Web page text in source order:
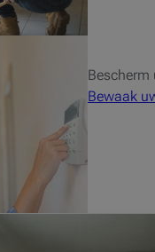
Bewaak